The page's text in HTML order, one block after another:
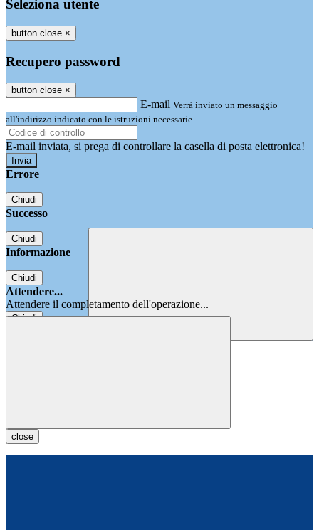
Seleziona utente
button close ×
Recupero password
button close ×
E-mail Verrà inviato un messaggio
all'indirizzo indicato con le istruzioni necessarie.
E-mail inviata, si prega di controllare la casella di posta elettronica!
Errore
Chiudi
Successo
Chiudi
Informazione
Chiudi
Attendere...
Attendere il completamento dell'operazione...
Chiudi
close